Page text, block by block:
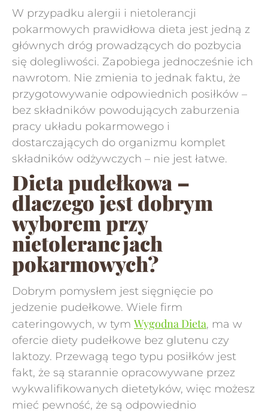
W przypadku alergii i nietolerancji
pokarmowych prawidłowa dieta jest jedną z
głównych dróg prowadzących do pozbycia
się dolegliwości. Zapobiega jednocześnie ich
nawrotom. Nie zmienia to jednak faktu, że
przygotowywanie odpowiednich posiłków –
bez składników powodujących zaburzenia
pracy układu pokarmowego i
dostarczających do organizmu komplet
składników odżywczych – nie jest łatwe.
Dieta pudełkowa –
dlaczego jest dobrym
wyborem przy
nietolerancjach
pokarmowych?
Dobrym pomysłem jest sięgnięcie po
jedzenie pudełkowe. Wiele firm
cateringowych, w tym Wygodna Dieta, ma w
ofercie diety pudełkowe bez glutenu czy
laktozy. Przewagą tego typu posiłków jest
fakt, że są starannie opracowywane przez
wykwalifikowanych dietetyków, więc możesz
mieć pewność, że są odpowiednio